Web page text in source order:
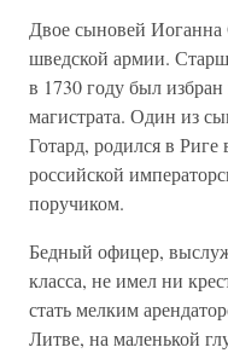
Двое сыновей
шведской армии.
в 1730 году был
магистрата. Один из
Готард, родился в
российской
поручиком.
Бедный офицер,
класса, не имел ни
стать мелким
Литве, на маленькой